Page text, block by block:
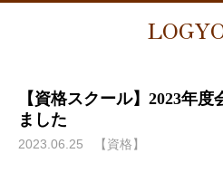
【資格スクール】2023年
ました
2023.06.25 【資格】